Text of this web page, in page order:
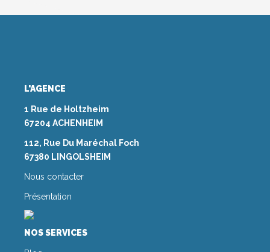
L'AGENCE
1 Rue de Holtzheim
67204 ACHENHEIM
112, Rue Du Maréchal Foch
67380 LINGOLSHEIM
Nous contacter
Présentation
NOS SERVICES